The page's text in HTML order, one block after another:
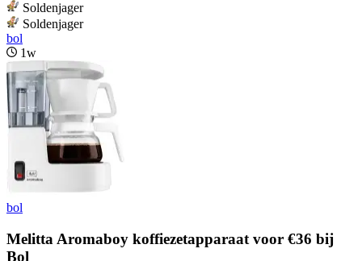
Soldenjager
Soldenjager
bol
1w
bol
Melitta Aromaboy koffiezetapparaat voor €36 bij
Bol